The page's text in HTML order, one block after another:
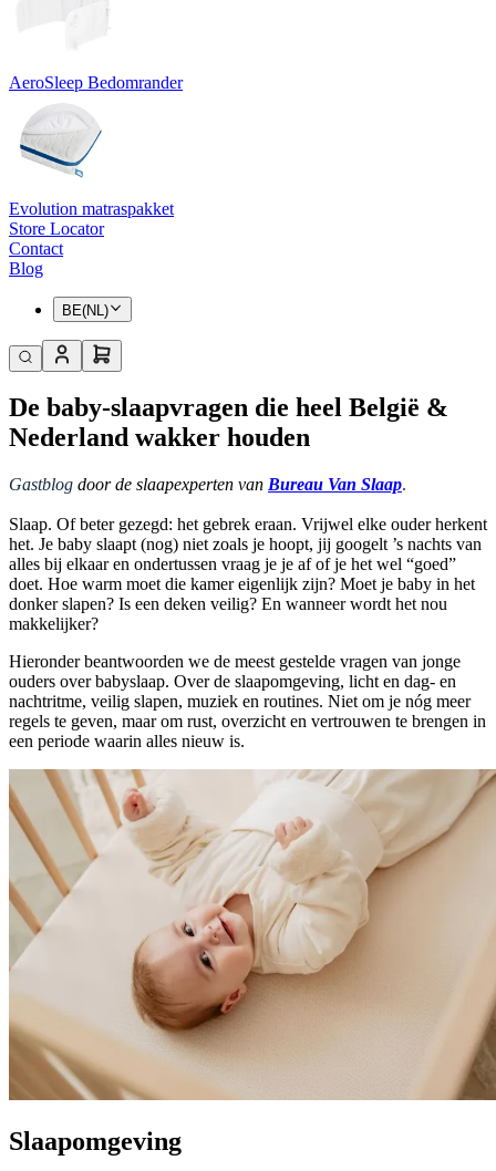
AeroSleep Bedomrander
Evolution matraspakket
Store Locator
Contact
Blog
BE(NL)
De baby-slaapvragen die heel België &
Nederland wakker houden
Gastblog door de slaapexperten van Bureau Van Slaap.
Slaap. Of beter gezegd: het gebrek eraan. Vrijwel elke ouder herkent
het. Je baby slaapt (nog) niet zoals je hoopt, jij googelt ’s nachts van
alles bij elkaar en ondertussen vraag je je af of je het wel “goed”
doet. Hoe warm moet die kamer eigenlijk zijn? Moet je baby in het
donker slapen? Is een deken veilig? En wanneer wordt het nou
makkelijker?
Hieronder beantwoorden we de meest gestelde vragen van jonge
ouders over baby­slaap. Over de slaapomgeving, licht en dag- en
nachtritme, veilig slapen, muziek en routines. Niet om je nóg meer
regels te geven, maar om rust, overzicht en vertrouwen te brengen in
een periode waarin alles nieuw is.
Slaapomgeving